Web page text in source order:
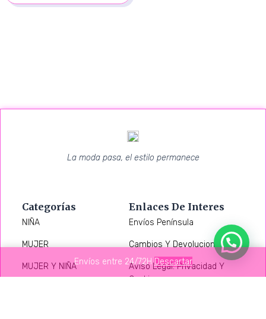
La moda pasa, el estilo permanece
Categorías
NIÑA
MUJER
MUJER Y NIÑA
Enlaces De Interes
Envíos Península
Cambios Y Devoluciones
Aviso Legal: Privacidad Y
Cookies
Envíos entre 24/72HDescartar